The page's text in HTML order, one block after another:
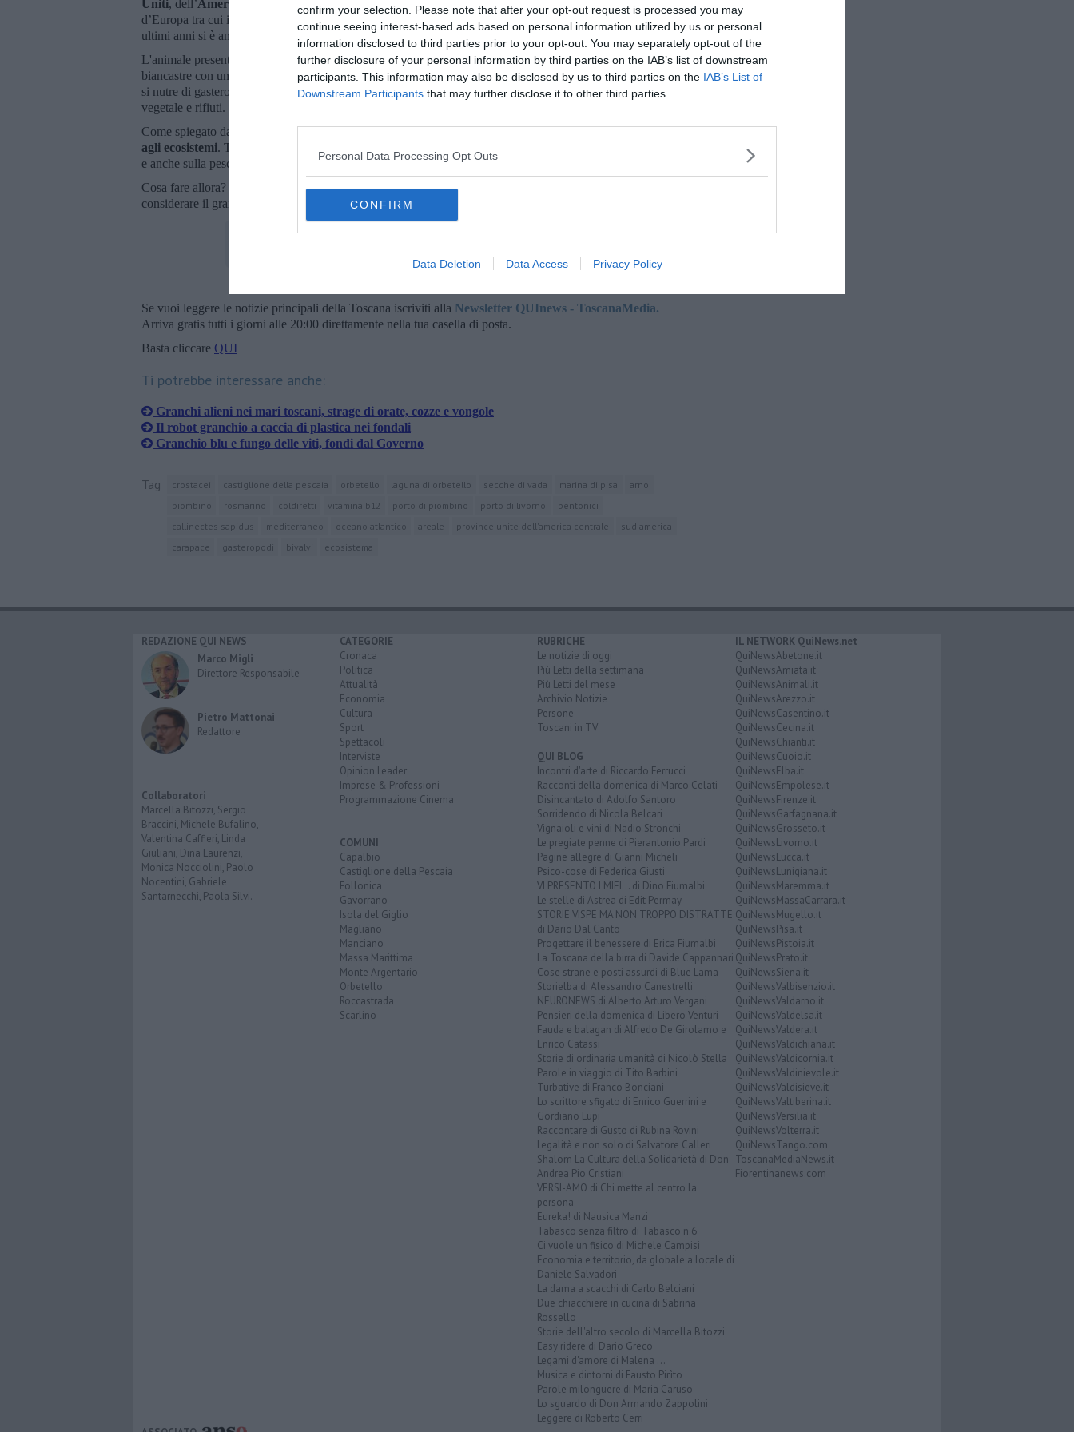
confirm your selection. Please note that after your opt-out request is processed you may
continue seeing interest-based ads based on personal information utilized by us or personal
information disclosed to third parties prior to your opt-out. You may separately opt-out of the
further disclosure of your personal information by third parties on the IAB’s list of downstream
participants. This information may also be disclosed by us to third parties on the IAB’s List of
Downstream Participants that may further disclose it to other third parties.
Personal Data Processing Opt Outs
CONFIRM
Data Deletion Data Access Privacy Policy
Uniti, dell’America centrale e delsud America
, ma negli ultimi decenni si è introdotto in diverse aree
d’Europa tra cui il Mar Mediterraneo. È stato segnalato la prima volta nel
1949
nel Mediterraneo e negli
ultimi anni si è ampiamente diffuso soprattutto in Adriatico, in prossimità di lagune ed estuari.
L'animale presenta un
largo carapace, fino a 20 centimetridi color bruno-verdastro, con macchie
biancastre con una lunga spina ai due lati, zampe blu e lunghe chele blu all’estremità. È unpredatoreche
si nutre di gasteropodi, bivalvi, crostacei, piccoli pesci, vermi e meduse, fino a cibarsi anche di materiale
vegetale e rifiuti.
Come spiegato dalla stessa Arpat, si tratta di una specie altamente competitiva che può comportaredanni
agli ecosistemi. Tra gli effetti negativi è da evidenziare anche l’impatto sulle specie algali di cui può nutrirsi
e anche sulla pesca e le attività produttive in genere.
Cosa fare allora? L'
eradicazionead oggi risulta una opzione impossibile, recenti studi hanno spinto a
considerare il granchio blu un alimento e consentirne la commercializzazione.
Se vuoi leggere le notizie principali della Toscana iscriviti alla Newsletter QUInews - ToscanaMedia.
Arriva gratis tutti i giorni alle 20:00 direttamente nella tua casella di posta.
Basta cliccare QUI
Ti potrebbe interessare anche:
Granchi alieni nei mari toscani, strage di orate, cozze e vongole
Il robot granchio a caccia di plastica nei fondali
Granchio blu e fungo delle viti, fondi dal Governo
Tag crostacei castiglione della pescaia orbetello laguna di orbetello secche di vada marina di pisa
arno
piombino
rosmarino coldiretti vitamina b12 porto di piombino porto di livorno
bentonici
callinectes sapidus
mediterraneo oceano atlantico areale province unite dell'america centrale
sud america
carapace
gasteropodi bivalvi ecosistema
REDAZIONE QUI NEWS
Marco Migli
Direttore Responsabile
Pietro Mattonai
Redattore
Collaboratori
Marcella Bitozzi, Sergio
Braccini, Michele Bufalino,
Valentina Caffieri, Linda
Giuliani, Dina Laurenzi,
Monica Nocciolini, Paolo
Nocentini, Gabriele
Santarnecchi, Paola Silvi.
CATEGORIE
Cronaca
Politica
Attualità
Economia
Cultura
Sport
Spettacoli
Interviste
Opinion Leader
Imprese & Professioni
Programmazione Cinema
COMUNI
Capalbio
Castiglione della Pescaia
Follonica
Gavorrano
Isola del Giglio
Magliano
Manciano
Massa Marittima
Monte Argentario
Orbetello
Roccastrada
Scarlino
RUBRICHE
Le notizie di oggi
Più Letti della settimana
Più Letti del mese
Archivio Notizie
Persone
Toscani in TV
QUI BLOG
Incontri d'arte di Riccardo Ferrucci
Racconti della domenica di Marco Celati
Disincantato di Adolfo Santoro
Sorridendo di Nicola Belcari
Vignaioli e vini di Nadio Stronchi
Le pregiate penne di Pierantonio Pardi
Pagine allegre di Gianni Micheli
Psico-cose di Federica Giusti
VI PRESENTO I MIEI... di Dino Fiumalbi
Le stelle di Astrea di Edit Permay
STORIE VISPE MA NON TROPPO DISTRATTE
di Dario Dal Canto
Progettare il benessere di Erica Fiumalbi
La Toscana della birra di Davide Cappannari
Cose strane e posti assurdi di Blue Lama
Storielba di Alessandro Canestrelli
NEURONEWS di Alberto Arturo Vergani
Pensieri della domenica di Libero Venturi
Fauda e balagan di Alfredo De Girolamo e
Enrico Catassi
Storie di ordinaria umanità di Nicolò Stella
Parole in viaggio di Tito Barbini
Turbative di Franco Bonciani
Lo scrittore sfigato di Enrico Guerrini e
Gordiano Lupi
Raccontare di Gusto di Rubina Rovini
Legalità e non solo di Salvatore Calleri
Shalom La Cultura della Solidarietà di Don
Andrea Pio Cristiani
VERSI-AMO di Chi mette al centro la
persona
Eureka! di Nausica Manzi
Tabasco senza filtro di Tabasco n.6
Ci vuole un fisico di Michele Campisi
Economia e territorio, da globale a locale di
Daniele Salvadori
La dama a scacchi di Carlo Belciani
Due chiacchiere in cucina di Sabrina
Rossello
Storie dell'altro secolo di Marcella Bitozzi
Easy ridere di Dario Greco
Legami d'amore di Malena ...
Musica e dintorni di Fausto Pirìto
Parole milonguere di Maria Caruso
Lo sguardo di Don Armando Zappolini
Leggere di Roberto Cerri
IL NETWORK QuiNews.net
QuiNewsAbetone.it
QuiNewsAmiata.it
QuiNewsAnimali.it
QuiNewsArezzo.it
QuiNewsCasentino.it
QuiNewsCecina.it
QuiNewsChianti.it
QuiNewsCuoio.it
QuiNewsElba.it
QuiNewsEmpolese.it
QuiNewsFirenze.it
QuiNewsGarfagnana.it
QuiNewsGrosseto.it
QuiNewsLivorno.it
QuiNewsLucca.it
QuiNewsLunigiana.it
QuiNewsMaremma.it
QuiNewsMassaCarrara.it
QuiNewsMugello.it
QuiNewsPisa.it
QuiNewsPistoia.it
QuiNewsPrato.it
QuiNewsSiena.it
QuiNewsValbisenzio.it
QuiNewsValdarno.it
QuiNewsValdelsa.it
QuiNewsValdera.it
QuiNewsValdichiana.it
QuiNewsValdicornia.it
QuiNewsValdinievole.it
QuiNewsValdisieve.it
QuiNewsValtiberina.it
QuiNewsVersilia.it
QuiNewsVolterra.it
QuiNewsTango.com
ToscanaMediaNews.it
Fiorentinanews.com